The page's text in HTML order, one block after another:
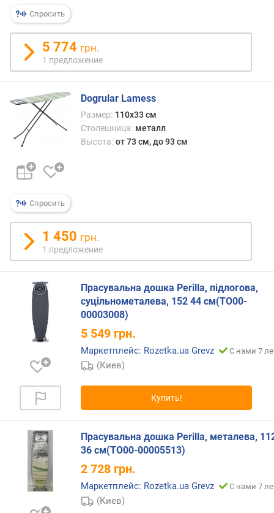
о
т
а
(
с
м
)
м
и
.
в
с
о
т
а
(
с
в
е
с
к
л
и
н
а
к
а
б
Спросить
5 774 грн.
1 предложение
Спросить
Dogrular Lamess
Размер: 110х33 см
Столешница: металл
Высота: от 73 см, до 93 см
1 450 грн.
1 предложение
Прасувальна дошка Perilla, підлогова,
суцільнометалева, 152 44 см(TO00-
00003008)
5 549 грн.
Маркетплейс: Rozetka.ua Grevz С нами 7
(Киев)
Купить!
Прасувальна дошка Perilla, металева,
36 см(TO00-00005513)
2 728 грн.
Маркетплейс: Rozetka.ua Grevz С нами 7
(Киев)